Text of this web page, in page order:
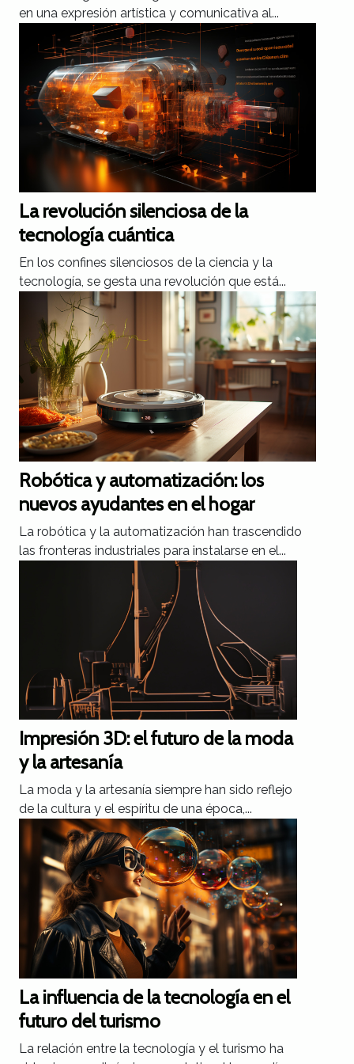
en una expresión artística y comunicativa al...
La revolución silenciosa de la
tecnología cuántica
En los confines silenciosos de la ciencia y la
tecnología, se gesta una revolución que está...
Robótica y automatización: los
nuevos ayudantes en el hogar
La robótica y la automatización han trascendido
las fronteras industriales para instalarse en el...
Impresión 3D: el futuro de la moda
y la artesanía
La moda y la artesanía siempre han sido reflejo
de la cultura y el espíritu de una época,...
La influencia de la tecnología en el
futuro del turismo
La relación entre la tecnología y el turismo ha